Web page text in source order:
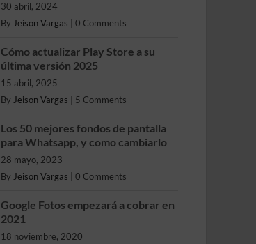
30 abril, 2024
By Jeison Vargas |0 Comments
Cómo actualizar Play Store a su
última versión 2025
15 abril, 2025
By Jeison Vargas 5 Comments
Los 50 mejores fondos de pantalla
para Whatsapp, y como cambiarlo
28 mayo, 2023
By Jeison Vargas |0 Comments
Google Fotos empezará a cobrar en
2021
18 noviembre, 2020